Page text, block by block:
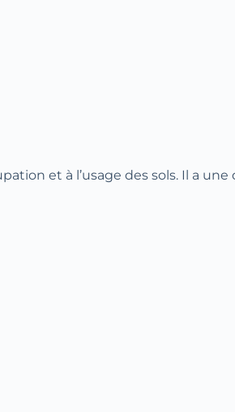
et à l’usage des sols. Il a